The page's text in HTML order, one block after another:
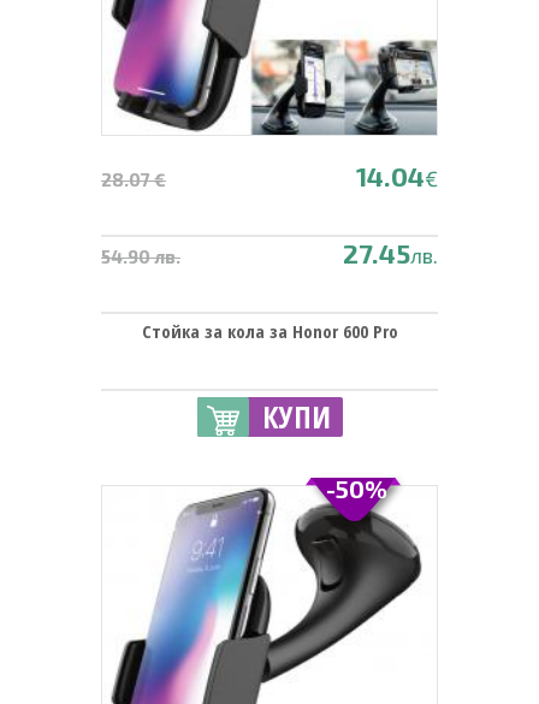
28.07 € 14.04€
54.90 лв. 27.45лв.
Стойка за кола за Honor 600 Pro
КУПИ
-50%